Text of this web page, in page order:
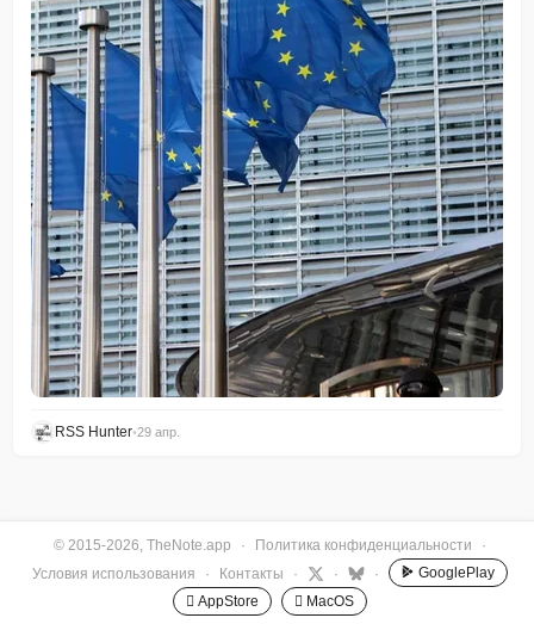
RSS Hunter•29 апр.
© 2015-2026, TheNote.app · Политика конфиденциальности
·
Условия использования
· Контакты · · ·
GooglePlay
 AppStore
 MacOS